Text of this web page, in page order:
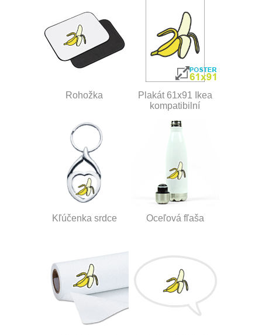
Rohožka
Plakát 61x91 Ikea
kompatibilní
Kľúčenka srdce Oceľová fľaša